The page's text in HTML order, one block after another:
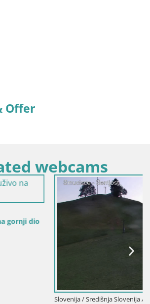
Offer
webcams
Slovenija / Polhov Gradec